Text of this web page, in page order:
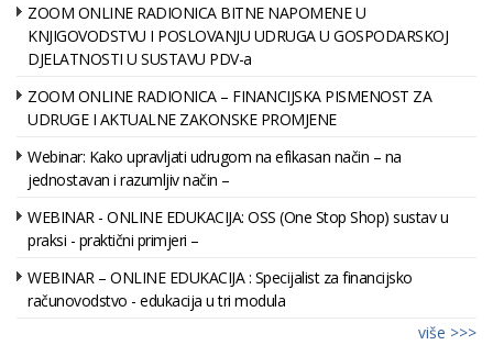
ZOOM ONLINE RADIONICA BITNE NAPOMENE U
KNJIGOVODSTVU I POSLOVANJU UDRUGA U GOSPODARSKOJ
DJELATNOSTI U SUSTAVU PDV-a
ZOOM ONLINE RADIONICA – FINANCIJSKA PISMENOST ZA
UDRUGE I AKTUALNE ZAKONSKE PROMJENE
Webinar: Kako upravljati udrugom na efikasan način – na
jednostavan i razumljiv način –
WEBINAR - ONLINE EDUKACIJA: OSS (One Stop Shop) sustav u
praksi - praktični primjeri –
WEBINAR – ONLINE EDUKACIJA : Specijalist za financijsko
računovodstvo - edukacija u tri modula
više >>>